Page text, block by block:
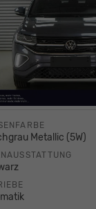
Metallic (5W)